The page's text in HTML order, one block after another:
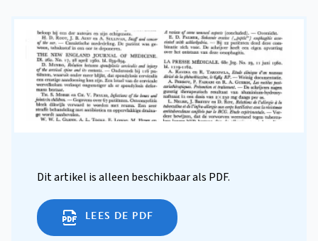
Dit artikel is alleen beschikbaar als PDF.
LEES DE PDF